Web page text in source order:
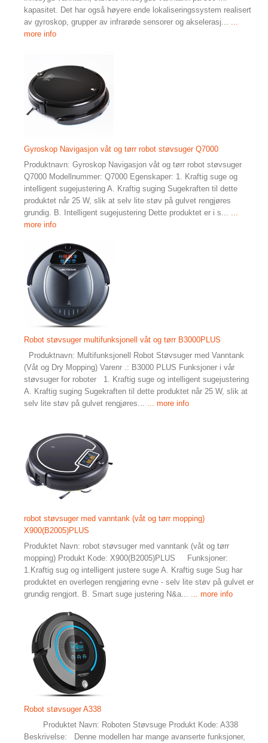
kapasitet. Det har også høyere ende lokaliseringssystem realisert
av gyroskop, grupper av infrarøde sensorer og akselerasj...
more info
Gyroskop Navigasjon våt og tørr robot støvsuger Q7000
Produktnavn: Gyroskop Navigasjon våt og tørr robot støvsuger
Q7000 Modellnummer: Q7000 Egenskaper: 1. Kraftig suge og
intelligent sugejustering A. Kraftig suging Sugekraften til dette
produktet når 25 W, slik at selv lite støv på gulvet rengjøres
grundig. B. Intelligent sugejustering Dette produktet er i s...
more info
Robot støvsuger multifunksjonell våt og tørr B3000PLUS
Produktnavn: Multifunksjonell Robot Støvsuger med Vanntank
(Våt og Dry Mopping) Varenr .: B3000 PLUS Funksjoner i vår
støvsuger for roboter 1. Kraftig suge og intelligent sugejustering
A. Kraftig suging Sugekraften til dette produktet når 25 W, slik at
selv lite støv på gulvet rengjøres...
... more info
robot støvsuger med vanntank (våt og tørr mopping)
X900(B2005)PLUS
Produktet Navn: robot støvsuger med vanntank (våt og tørr
mopping) Produkt Kode: X900(B2005)PLUS Funksjoner:
1.Kraftig sug og intelligent justere suge A. Kraftig suge Sug har
produktet en overlegen rengjøring evne - selv lite støv på gulvet er
grundig rengjort. B. Smart suge justering N&a...
... more info
Robot støvsuger A338
Produktet Navn: Roboten Støvsuge Produkt Kode: A338
Beskrivelse: Denne modellen har mange avanserte funksjoner,